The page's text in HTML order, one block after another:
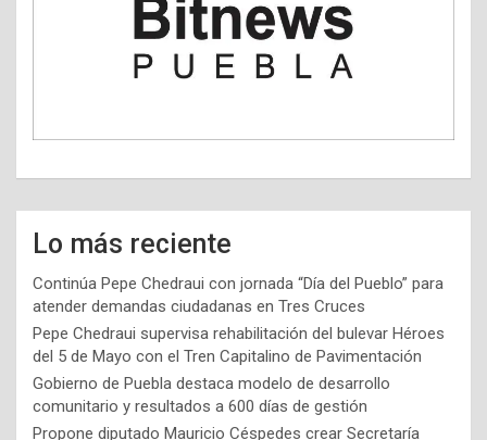
Lo más reciente
Continúa Pepe Chedraui con jornada “Día del Pueblo” para
atender demandas ciudadanas en Tres Cruces
Pepe Chedraui supervisa rehabilitación del bulevar Héroes
del 5 de Mayo con el Tren Capitalino de Pavimentación
Gobierno de Puebla destaca modelo de desarrollo
comunitario y resultados a 600 días de gestión
Propone diputado Mauricio Céspedes crear Secretaría